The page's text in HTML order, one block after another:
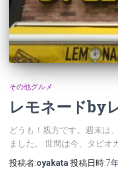
その他グルメ
レモネードby
どうも！親方です。週末は
ました。 世間は今、タピオ
投稿者:oyakata 投稿日時:7